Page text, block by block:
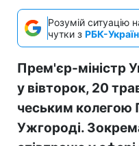
Розумій ситуацію
чутки з РБК-
Прем'єр-міністр
у вівторок, 20
чеським колегою
Ужгороді.